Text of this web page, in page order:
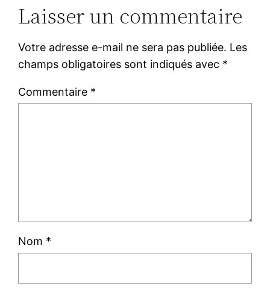
Laisser un commentaire
Votre adresse e-mail ne sera pas publiée. Les
champs obligatoires sont indiqués avec *
Commentaire *
Nom *